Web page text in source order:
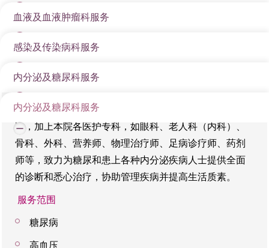
认知障碍症
柏金逊症
多发生硬化症
头痛
脑痫
肌肉痉挛
眼睑或半脸痉挛
要有健康的身体，良好的睡眠就最为重要。如果因为睡
质素构成重大的影响。而睡眠窒息症及其他与呼吸道有
关的睡眠疾病正不断增加，情况实在是不容忽视。
睡眠疾病的种类
渴睡症
周期性肢动症
失眠症
打鼻鼾
香港港安医院—司徒拔道的资深呼吸系统科专科医生，会
血液及血液肿瘤科服务
由专业及富经验的血液及血液肿瘤医生及医疗团队，致
服务范围：
血液科专科医生临床诊断
血液科病理测检
骨髓活检及穿刺检查
超声波扫描
电脑扫描
感染及传染病科服务
由专业及富经验的感染及传染病科医生及医疗团队团
悉心的治疗。
服务范围
各种急性和慢性感染（包括细菌、病毒、寄生虫和真
菌）的评估、诊断和治疗
不明原因发烧的检测和治疗
预防和治疗与旅游有关的感染
旅游健康谘询
内分泌及糖尿科服务
内分泌及糖尿科服务
由专业及富经验的内分泌及糖尿科医生及医疗团队团
队，加上本院各医护专科，如眼科、老人科（内科）、
骨科、外科、营养师、物理治疗师、足病诊疗师、药剂
师等，致力为糖尿和患上各种内分泌疾病人士提供全面
的诊断和悉心治疗，协助管理疾病并提高生活质素。
服务范围
糖尿病
高血压